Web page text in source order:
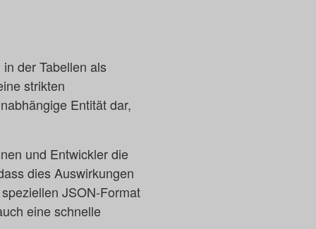
der Tabellen als
strikten
Entität dar,
und Entwickler die
dies Auswirkungen
JSON-Format
eine schnelle